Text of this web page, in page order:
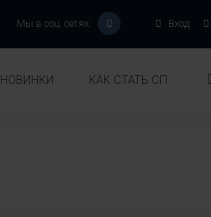
Вход
Мы в соц. сетях:
НОВИНКИ КАК СТАТЬ СП